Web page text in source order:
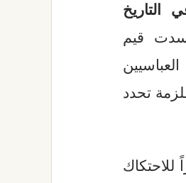
التاريخ
قيم
تحدد
للاحتكاك